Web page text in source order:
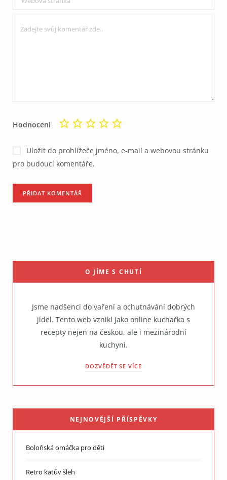
Hodnocení
Uložit do prohlížeče jméno, e-mail a webovou stránku
pro budoucí komentáře.
O JÍME S CHUTÍ
Jsme nadšenci do vaření a ochutnávání dobrých
jídel. Tento web vznikl jako online kuchařka s
recepty nejen na českou, ale i mezinárodní
kuchyni.
DOZVĚDĚT SE VÍCE
NEJNOVĚJŠÍ PŘÍSPĚVKY
Boloňská omáčka pro děti
Retro katův šleh